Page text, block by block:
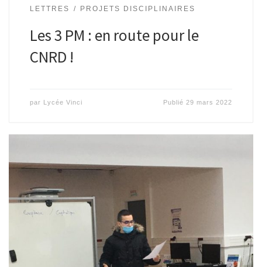
LETTRES
PROJETS DISCIPLINAIRES
Les 3 PM : en route pour le
CNRD !
par Lycée Vinci Publié 29 mars 2022